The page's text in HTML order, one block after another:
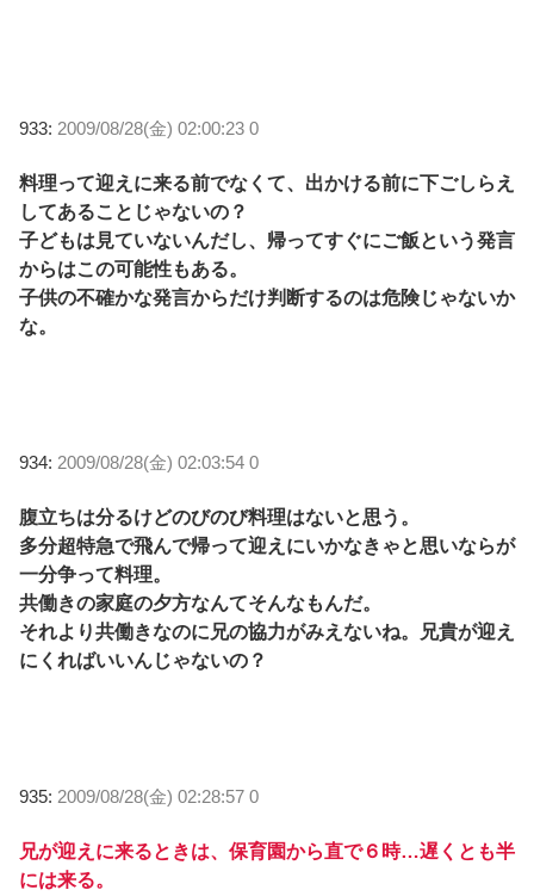
933: 2009/08/28(金) 02:00:23 0
料理って迎えに来る前でなくて、出かける前に下ごしらえ
してあることじゃないの？
子どもは見ていないんだし、帰ってすぐにご飯という発言
からはこの可能性もある。
子供の不確かな発言からだけ判断するのは危険じゃないか
な。
934: 2009/08/28(金) 02:03:54 0
腹立ちは分るけどのびのび料理はないと思う。
多分超特急で飛んで帰って迎えにいかなきゃと思いならが
一分争って料理。
共働きの家庭の夕方なんてそんなもんだ。
それより共働きなのに兄の協力がみえないね。兄貴が迎え
にくればいいんじゃないの？
935: 2009/08/28(金) 02:28:57 0
兄が迎えに来るときは、保育園から直で６時…遅くとも半
には来る。